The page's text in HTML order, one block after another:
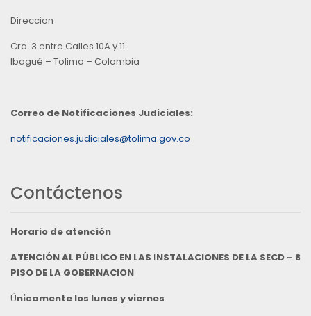
Direccion
Cra. 3 entre Calles 10A y 11
Ibagué – Tolima – Colombia
Correo de Notificaciones Judiciales:
notificaciones.judiciales@tolima.gov.co
Contáctenos
Horario de atención
ATENCIÓN AL PÚBLICO EN LAS INSTALACIONES DE LA SECD – 8
PISO DE LA GOBERNACION
Únicamente los lunes y viernes